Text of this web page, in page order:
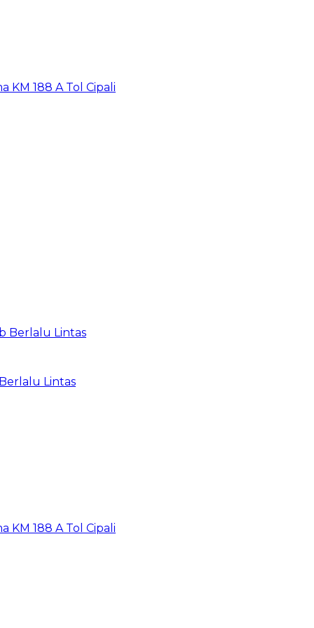
KM 188 A Tol Cipali
Berlalu Lintas
Lintas
KM 188 A Tol Cipali